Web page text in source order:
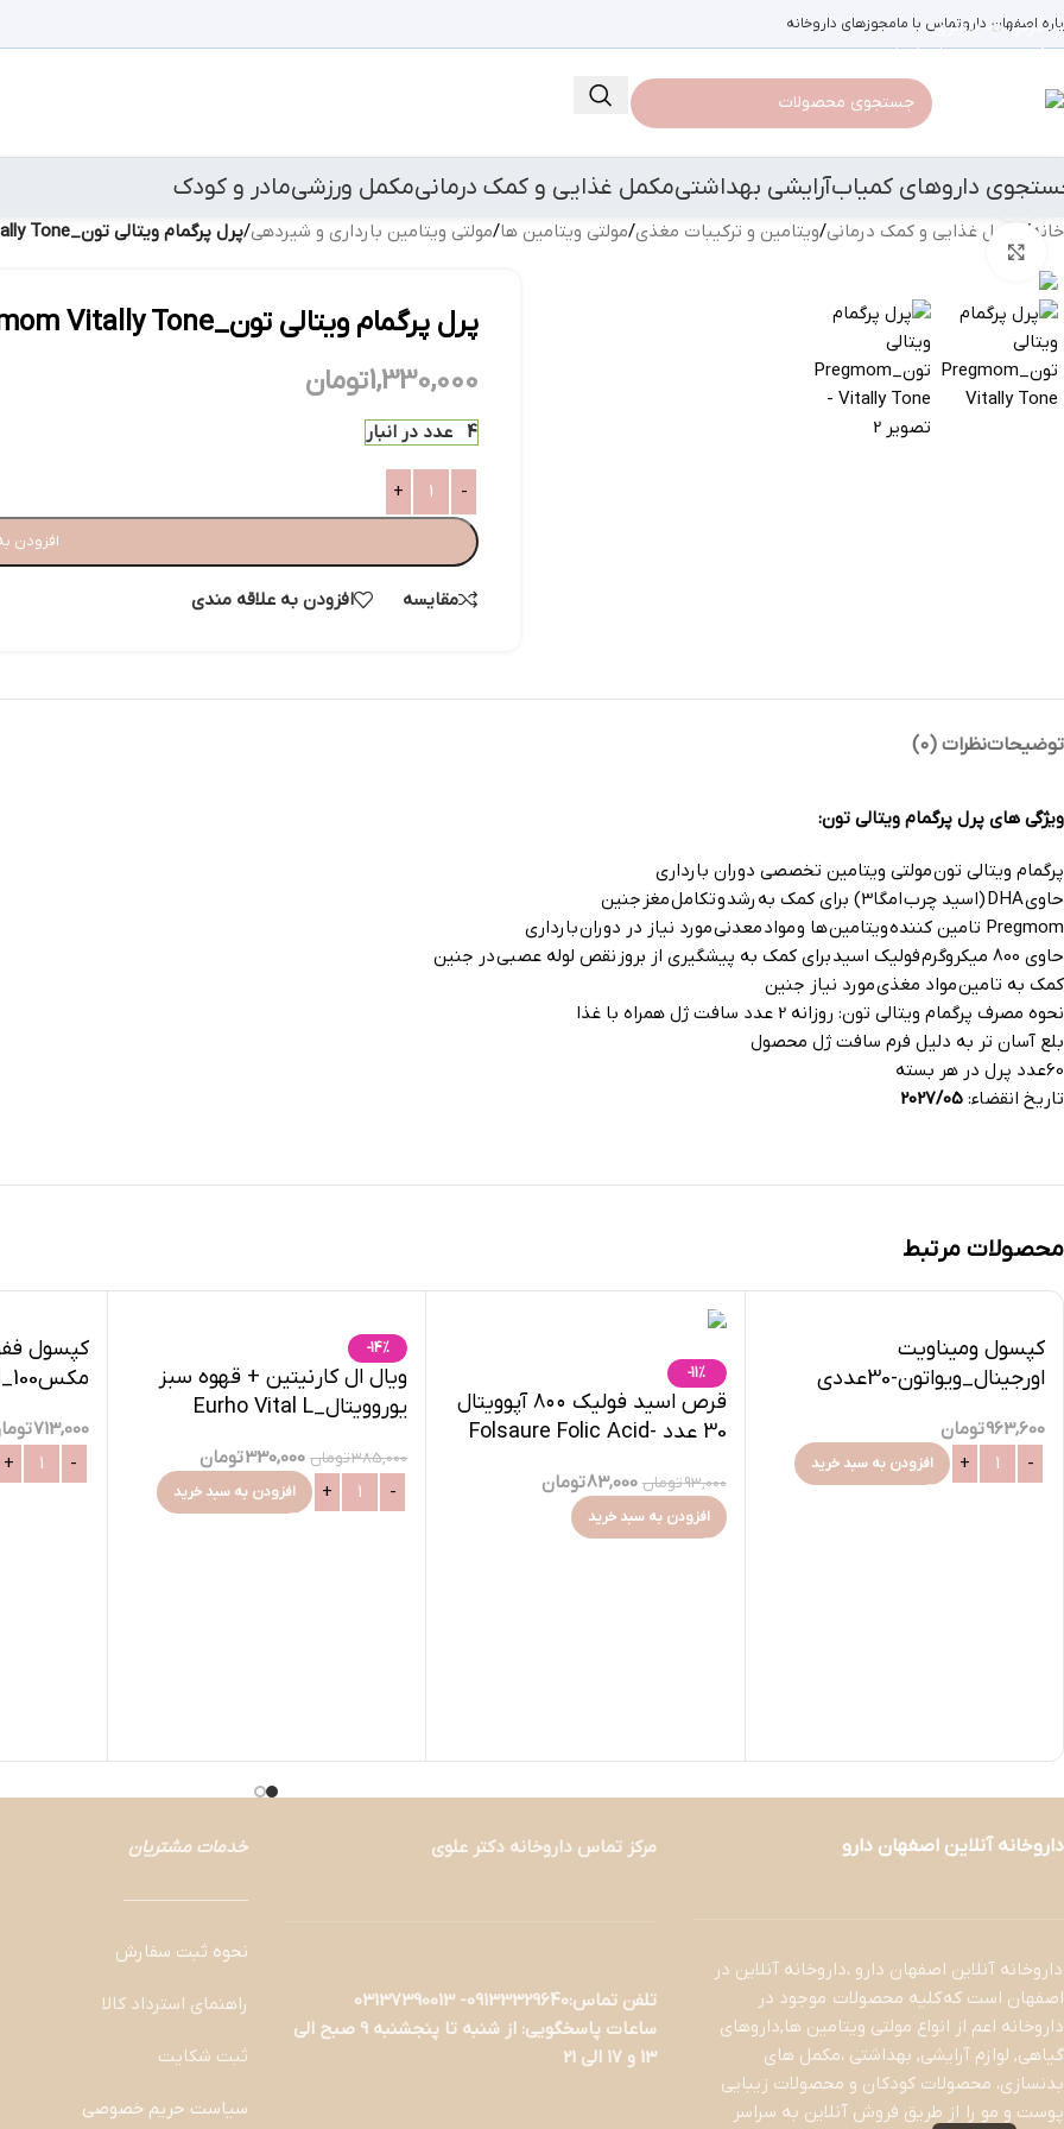
رد کردن به ناوبری
رد کردن به محتوای اصلی
اصفهان داروتماس با مامجوزهای داروخانه
داروهای کمیابآرایشی بهداشتیمکمل غذایی و کمک درمانیمکمل ورزشیمادر و کودک
خانه/ مکمل غذایی و کمک درمانی/ویتامین و ترکیبات مغذی/مولتی ویتامین ها/مولتی ویتامین بارداری و شیردهی/پرل پرگمام ویتالی تون_Pregmom Vitally Tone
مشاهده 360 درجه
پرل پرگمام ویتالی تون_Pregmom Vitally Tone
1,330,000تومان
4 عدد در انبار
افزودن
مقایسه افزودن به علاقه مندی
توضیحاتنظرات (0)
ویژگی های پرل پرگمام ویتالی تون:
پرگمام ویتالی تون مولتی ویتامین تخصصی دوران بارداری
حاوی DHA (اسید چرب امگا3) برای کمک به رشد و تکامل مغز جنین
Pregmom تامین کننده ویتامین ها و مواد معدنی مورد نیاز در دوران بارداری
حاوی 800 میکروگرم فولیک اسید برای کمک به پیشگیری از بروز نقص لوله عصبی در جنین
کمک به تامین مواد مغذی مورد نیاز جنین
نحوه مصرف پرگمام ویتالی تون: روزانه 2 عدد سافت ژل همراه با غذا
بلع آسان تر به دلیل فرم سافت ژل محصول
60عدد پرل در هر بسته
تاریخ انقضاء: 2027/05
محصولات مرتبط
کپسول ومیناویت
اورجینال_ویواتون-30عددی
963,600تومان
افزودن به سبد خرید
-11%
قرص اسید فولیک ۸۰۰ آپوویتال
30 عدد -Folsaure Folic Acid
93,000تومان 83,000تومان
افزودن به سبد خرید
-14%
ویال ال کارنیتین + قهوه سبز
یوروویتال_Eurho Vital L
385,000تومان 330,000تومان
افزودن به سبد خرید
کپسول
713,000
داروخانه آنلاین اصفهان دارو
داروخانه آنلاین اصفهان دارو ،داروخانه آنلاین در
اصفهان است که کلیه محصولات موجود در
داروخانه اعم از انواع مولتی ویتامین ها,داروهای
گیاهی, لوازم آرایشی, بهداشتی ،مکمل های
بدنسازی، محصولات کودکان و محصولات زیبایی
پوست و مو را از طریق فروش آنلاین به سراسر
مرکز تماس داروخانه دکتر علوی
تلفن تماس:09133329640- 03137390013
ساعات پاسخگویی: از شنبه تا پنجشنبه 9 صبح الی
13 و 17 الی 21
خدمات مشتریان
———————
نحوه ثبت سفارش
راهنمای استرداد کالا
ثبت شکایت
سیاست حریم خصوصی